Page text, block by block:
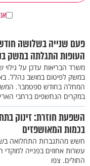
פעם שנייה בשלושה
העופות התגלתה במשק
משרד הבריאות עדכן על
במשק לפיטום במושב נהלל.
המחלה בחודש ספטמבר.
במקרים הנחשפים ברחבי
השפעת חוזרת: זינוק
בכמות המאושפזים
חשש מהתגברות התחלואה
עשרות אחוזים בפנייה למוקדי
החולים. צפו